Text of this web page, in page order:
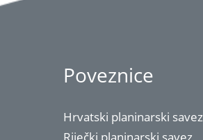
Poveznice
Hrvatski planinarski savez